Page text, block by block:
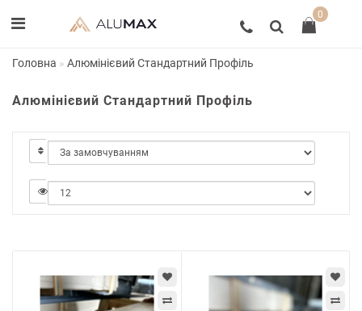
0
Головна Алюмінієвий Стандартний Профіль
Алюмінієвий Стандартний Профіль